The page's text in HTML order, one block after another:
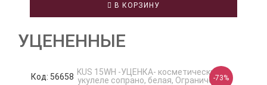
В КОРЗИНУ
УЦЕНЕННЫЕ
Код: 56658 -73%